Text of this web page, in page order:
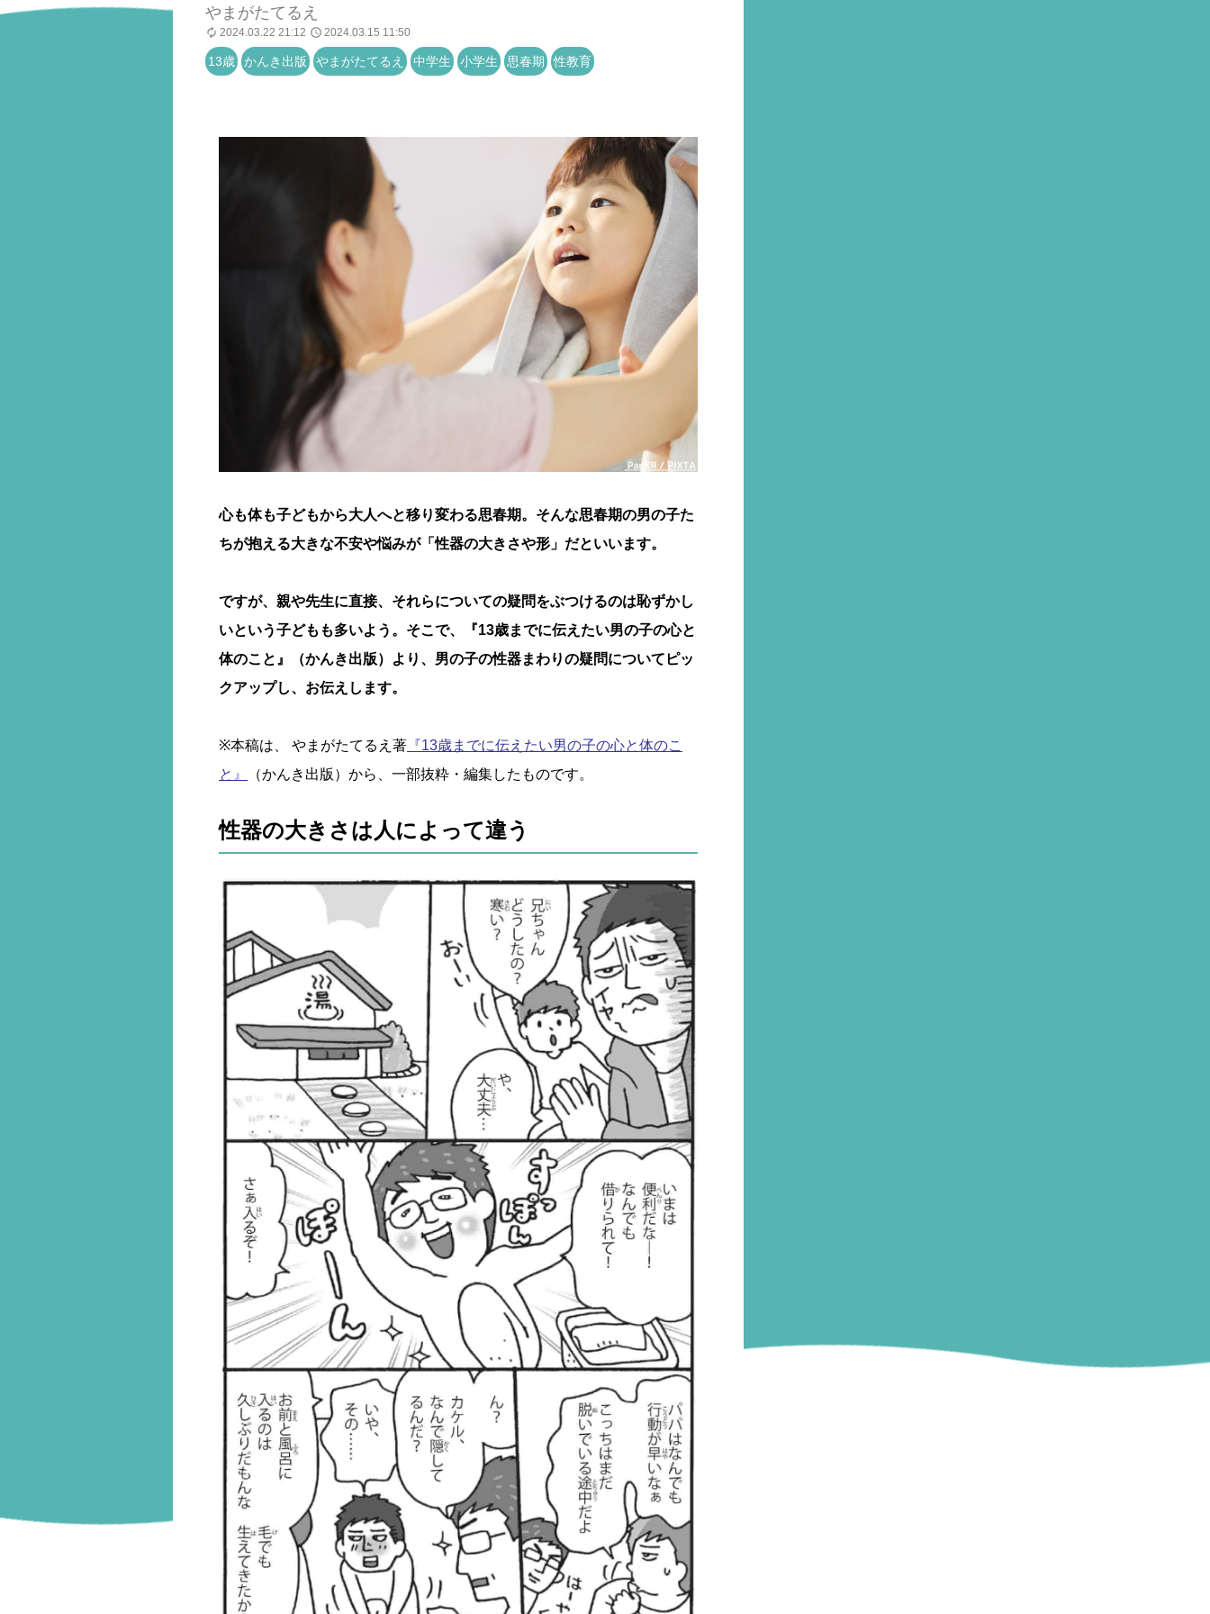
やまがたてるえ
2024.03.22 21:12 2024.03.15 11:50
13歳 かんき出版 やまがたてるえ 中学生 小学生 思春期 性教育
心も体も子どもから大人へと移り変わる思春期。そんな思春期の男の子た
ちが抱える大きな不安や悩みが「性器の大きさや形」だといいます。
ですが、親や先生に直接、それらについての疑問をぶつけるのは恥ずかし
いという子どもも多いよう。そこで、『13歳までに伝えたい男の子の心と
体のこと』（かんき出版）より、男の子の性器まわりの疑問についてピッ
クアップし、お伝えします。
※本稿は、 やまがたてるえ著 『13歳までに伝えたい男の子の心と体のこ
と』
（かんき出版）から、一部抜粋・編集したものです。
性器の大きさは人によって違う